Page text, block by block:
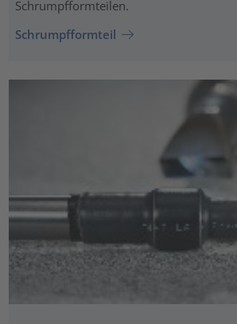
Schrumpfformteilen.
Schrumpfformteil